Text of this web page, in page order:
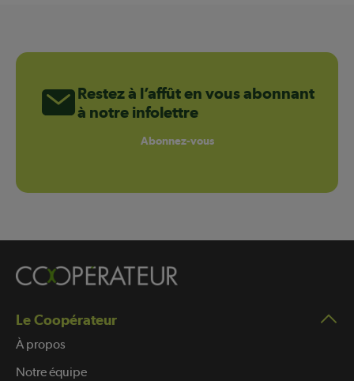
Restez à l’affût en vous abonnant
à notre infolettre
Abonnez-vous
Le Coopérateur
À propos
Notre équipe